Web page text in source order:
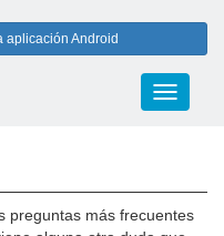
aplicación Android
Toggle
preguntas más frecuentes